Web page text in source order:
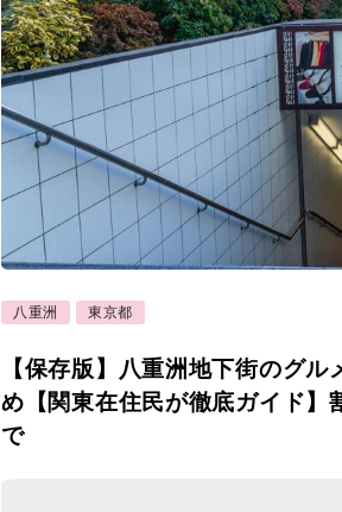
八重洲 東京都
【保存版】八重洲地下街のグ
め【関東在住民が徹底ガイド】
で